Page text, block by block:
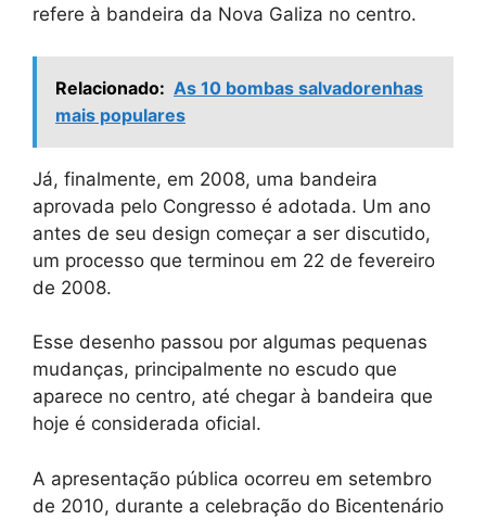
refere à bandeira da Nova Galiza no centro.
Relacionado: As 10 bombas salvadorenhas
mais populares
Já, finalmente, em 2008, uma bandeira
aprovada pelo Congresso é adotada. Um ano
antes de seu design começar a ser discutido,
um processo que terminou em 22 de fevereiro
de 2008.
Esse desenho passou por algumas pequenas
mudanças, principalmente no escudo que
aparece no centro, até chegar à bandeira que
hoje é considerada oficial.
A apresentação pública ocorreu em setembro
de 2010, durante a celebração do Bicentenário